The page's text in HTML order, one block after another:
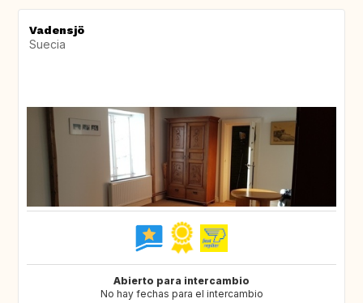
Vadensjö
Suecia
Abierto para intercambio
No hay fechas para el intercambio